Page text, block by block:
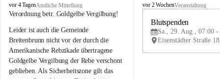
B
r
i
t
e
n
b
r
vor 4 TagenAmtliche Mitteilung
Verordnung betr. Goldgelbe Vergilbung!
Leider ist auch die Gemeinde
Breitenbrunn nicht vor der durch die
Amerikanische Rebzikade übertragene
Goldgelbe Vergilbung der Rebe verschont
geblieben. Als Sicherheitszone gilt das
B
e
vor 2 WochenVeranstaltung
Blutspenden
Sa., 29. Aug., 07:00 -